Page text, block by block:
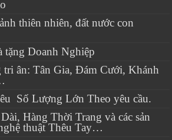
thiên nhiên, đất nước con
tặng Doanh Nghiệp
tri ân: Tân Gia, Đám Cưới, Khánh
Số Lượng Lớn Theo yêu cầu.
Hàng Thời Trang và các sản
thuật Thêu Tay…